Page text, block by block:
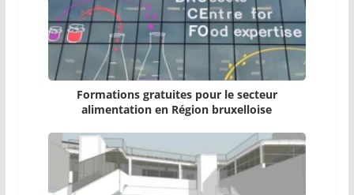
Formations gratuites pour le secteur
alimentation en Région bruxelloise